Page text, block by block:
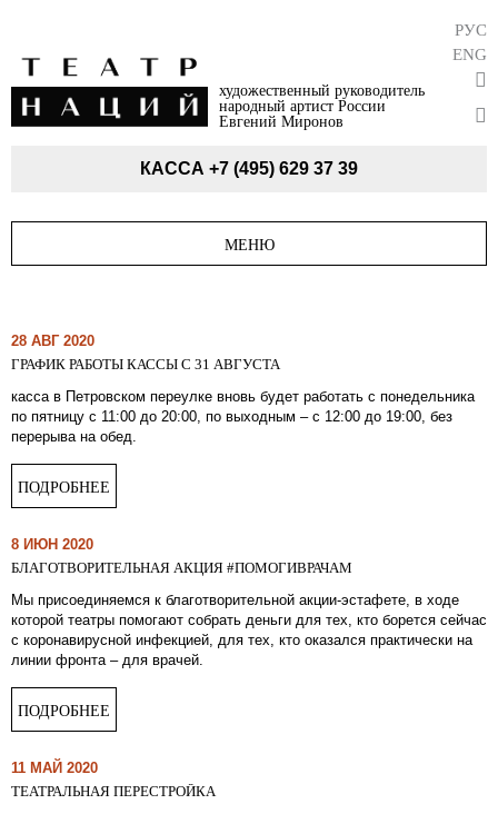
художественный руководитель
народный артист России
Евгений Миронов
РУС
ENG
КАССА +7 (495) 629 37 39
МЕНЮ
28 АВГ 2020
ГРАФИК РАБОТЫ КАССЫ С 31 АВГУСТА
касса в Петровском переулке вновь будет работать с понедельника
по пятницу с 11:00 до 20:00, по выходным – с 12:00 до 19:00, без
перерыва на обед.
ПОДРОБНЕЕ
8 ИЮН 2020
БЛАГОТВОРИТЕЛЬНАЯ АКЦИЯ #ПОМОГИВРАЧАМ
Мы присоединяемся к благотворительной акции-эстафете, в ходе
которой театры помогают собрать деньги для тех, кто борется сейчас
с коронавирусной инфекцией, для тех, кто оказался практически на
линии фронта – для врачей.
ПОДРОБНЕЕ
11 МАЙ 2020
ТЕАТРАЛЬНАЯ ПЕРЕСТРОЙКА